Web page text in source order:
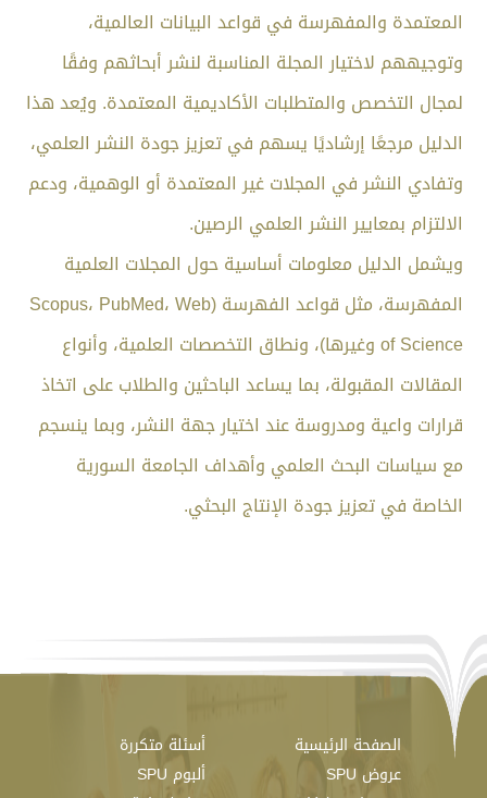
المعتمدة والمفهرسة في قواعد البيانات العالمية،
وتوجيههم لاختيار المجلة المناسبة لنشر أبحاثهم وفقًا
لمجال التخصص والمتطلبات الأكاديمية المعتمدة. ويُعد هذا
الدليل مرجعًا إرشاديًا يسهم في تعزيز جودة النشر العلمي،
وتفادي النشر في المجلات غير المعتمدة أو الوهمية، ودعم
الالتزام بمعايير النشر العلمي الرصين.
ويشمل الدليل معلومات أساسية حول المجلات العلمية
المفهرسة، مثل قواعد الفهرسة (Scopus، PubMed، Web
of Science وغيرها)، ونطاق التخصصات العلمية، وأنواع
المقالات المقبولة، بما يساعد الباحثين والطلاب على اتخاذ
قرارات واعية ومدروسة عند اختيار جهة النشر، وبما ينسجم
مع سياسات البحث العلمي وأهداف الجامعة السورية
الخاصة في تعزيز جودة الإنتاج البحثي.
الصفحة الرئيسية
أسئلة متكررة
عروض SPU
ألبوم SPU